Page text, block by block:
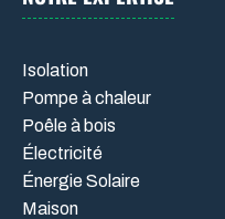
Isolation
Pompe à chaleur
Poêle à bois
Électricité
Énergie Solaire
Maison